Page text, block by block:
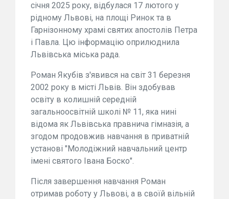
січня 2025 року, відбулася 17 лютого у
рідному Львові, на площі Ринок та в
Гарнізонному храмі святих апостолів Петра
і Павла. Цю інформацію оприлюднила
Львівська міська рада.
Роман Якубів з'явився на світ 31 березня
2002 року в місті Львів. Він здобував
освіту в колишній середній
загальноосвітній школі № 11, яка нині
відома як Львівська правнича гімназія, а
згодом продовжив навчання в приватній
установі "Молодіжний навчальний центр
імені святого Івана Боско".
Після завершення навчання Роман
отримав роботу у Львові, а в своїй вільній